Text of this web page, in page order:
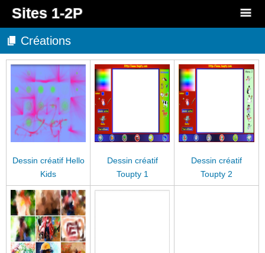
Sites 1-2P
Créations
Dessin créatif Hello
Kids
Dessin créatif
Toupty 1
Dessin créatif
Toupty 2